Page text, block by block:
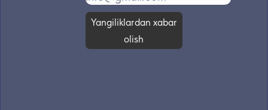
Yangiliklardan xabar
olish